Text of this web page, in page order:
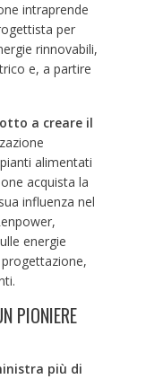
intraprende
per
rinnovabili,
e, a partire
a creare il
alimentati
acquista la
influenza nel
energie
PIONIERE
più di